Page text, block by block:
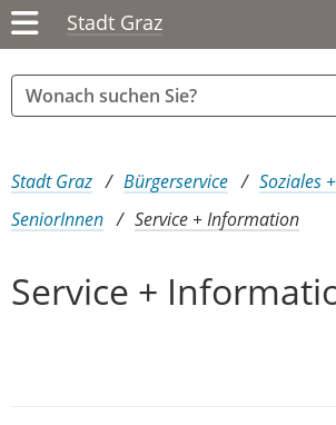
Stadt Graz
Sie sind hier:
Stadt Graz Bürgerservice
Soziales
SeniorInnen
Service + Information
Service +